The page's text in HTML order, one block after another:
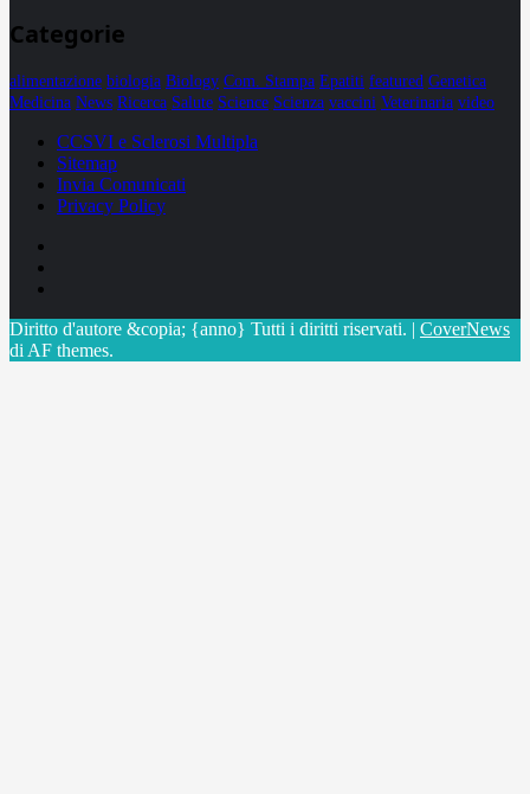
Categorie
alimentazione biologia Biology Com. Stampa Epatiti featured Genetica
Medicina News Ricerca Salute Science Scienza vaccini Veterinaria video
CCSVI e Sclerosi Multipla
Sitemap
Invia Comunicati
Privacy Policy
Diritto d'autore &copia; {anno} Tutti i diritti riservati. | CoverNews
di AF themes.